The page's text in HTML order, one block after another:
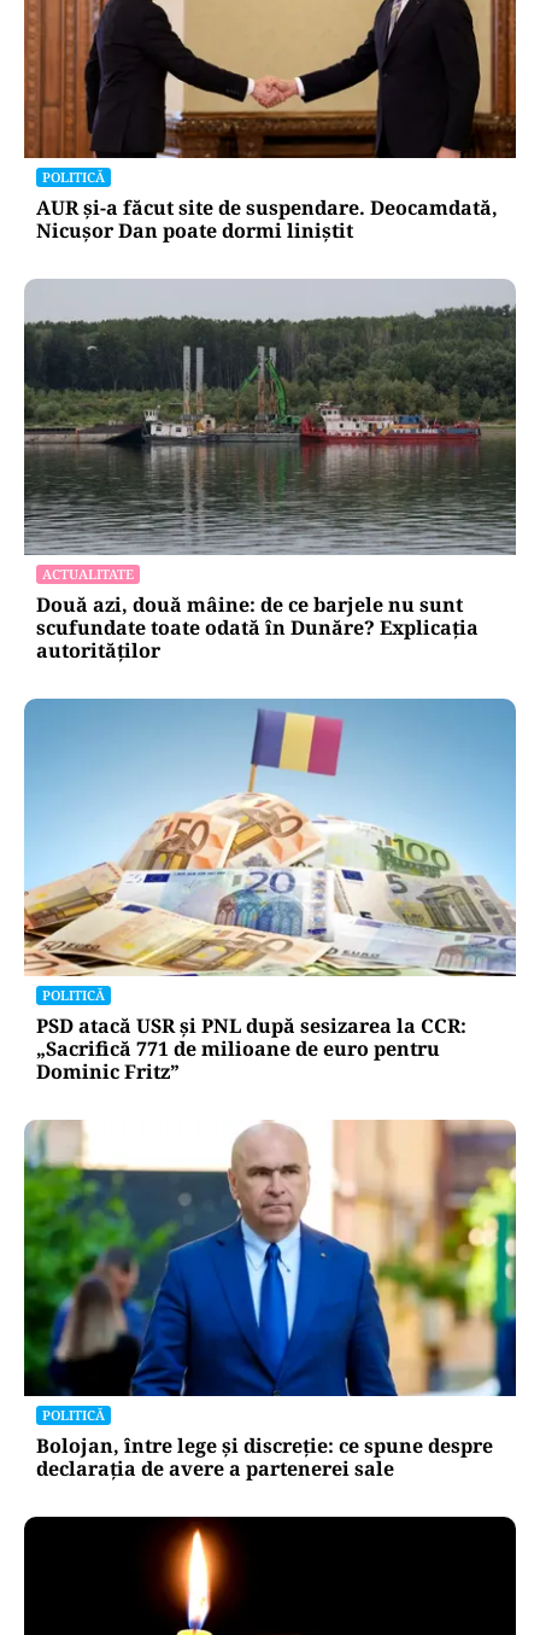
POLITICĂ
AUR și-a făcut site de suspendare. Deocamdată,
Nicușor Dan poate dormi liniștit
ACTUALITATE
Două azi, două mâine: de ce barjele nu sunt
scufundate toate odată în Dunăre? Explicația
autorităților
POLITICĂ
PSD atacă USR și PNL după sesizarea la CCR:
„Sacrifică 771 de milioane de euro pentru
Dominic Fritz”
POLITICĂ
Bolojan, între lege și discreție: ce spune despre
declarația de avere a partenerei sale